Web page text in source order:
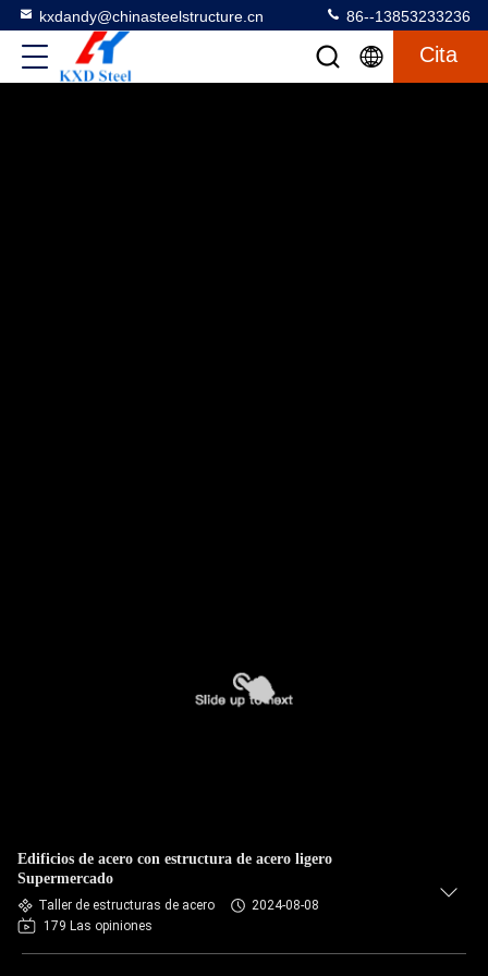
kxdandy@chinasteelstructure.cn 86--13853233236
Cita
Edificios de acero con estructura de acero ligero
Supermercado
Taller de estructuras de acero
2024-08-08
179 Las opiniones